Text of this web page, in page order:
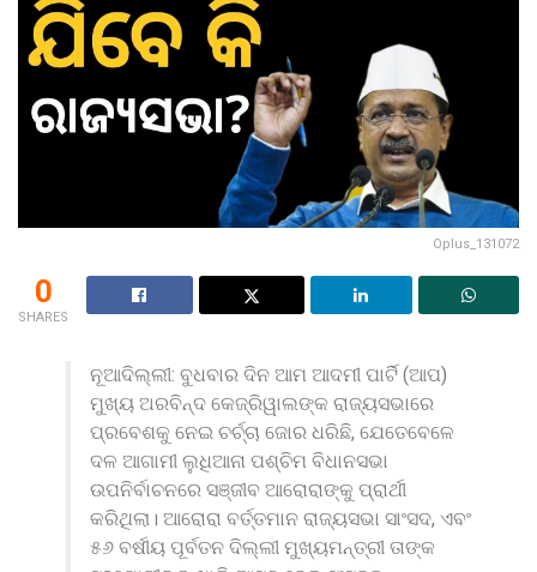
Oplus_131072
0
SHARES
ନୂଆଦିଲ୍ଲୀ: ବୁଧବାର ଦିନ ଆମ ଆଦମୀ ପାର୍ଟି (ଆପ)
ମୁଖ୍ୟ ଅରବିନ୍ଦ କେଜ୍ରିୱାଲଙ୍କ ରାଜ୍ୟସଭାରେ
ପ୍ରବେଶକୁ ନେଇ ଚର୍ଚ୍ଚା ଜୋର ଧରିଛି, ଯେତେବେଳେ
ଦଳ ଆଗାମୀ ଲୁଧିଆନା ପଶ୍ଚିମ ବିଧାନସଭା
ଉପନିର୍ବାଚନରେ ​​ସଞ୍ଜୀବ ଆରୋରାଙ୍କୁ ପ୍ରାର୍ଥୀ
କରିଥିଲା। ଆରୋରା ବର୍ତ୍ତମାନ ରାଜ୍ୟସଭା ସାଂସଦ, ଏବଂ
୫୬ ବର୍ଷୀୟ ପୂର୍ବତନ ଦିଲ୍ଲୀ ମୁଖ୍ୟମନ୍ତ୍ରୀ ତାଙ୍କ